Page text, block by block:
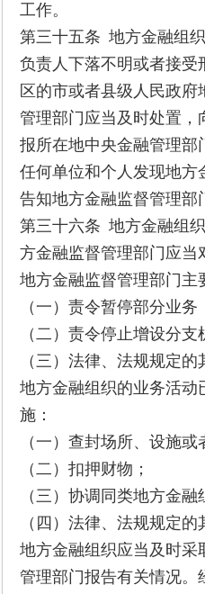
工作。
第三十五条 地方金融组
负责人下落不明或者接受
区的市或者县级人民政
管理部门应当及时处置，
报所在地中央金融管理部
任何单位和个人发现地方
告知地方金融监督管理部
第三十六条 地方金融组
方金融监督管理部门应当
地方金融监督管理部门主
（一）责令暂停部分业务
（二）责令停止增设分支
（三）法律、法规规定
地方金融组织的业务活动
施：
（一）查封场所、设施或
（二）扣押财物；
（三）协调同类地方金
（四）法律、法规规定
地方金融组织应当及时采
管理部门报告有关情况。